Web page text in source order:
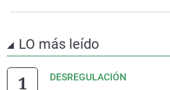
LO más leído
DESREGULACIÓN